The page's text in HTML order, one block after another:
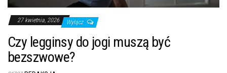
27 kwietnia, 2026 Wyłącz
Czy legginsy do jogi muszą być
bezszwowe?